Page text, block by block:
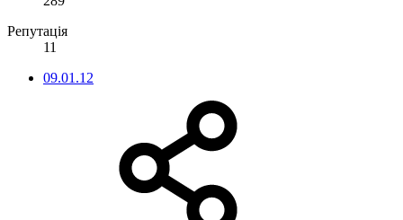
Репутація
11
09.01.12